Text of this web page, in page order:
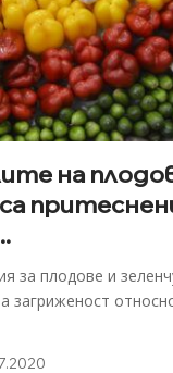
на
за плодове и
загриженост